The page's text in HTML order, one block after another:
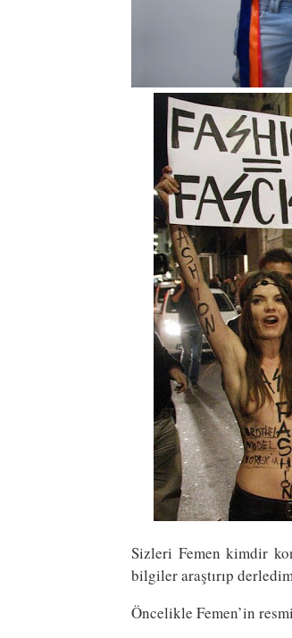
Sizleri Femen kimdir
bilgiler araştırıp
Öncelikle Femen’in